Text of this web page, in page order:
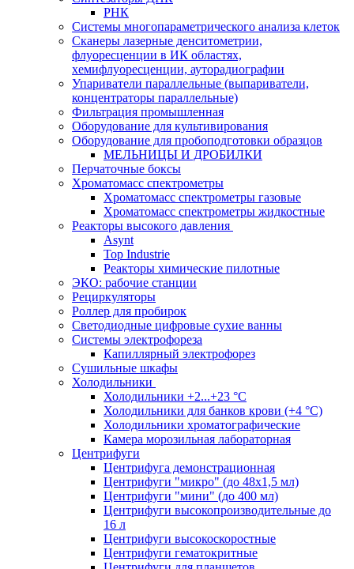
РНК
Системы многопараметрического анализа клеток
Сканеры лазерные денситометрии,
флуоресценции в ИК областях,
хемифлуоресценции, ауторадиографии
Упариватели параллельные (выпариватели,
концентраторы параллельные)
Фильтрация промышленная
Оборудование для культивирования
Оборудование для пробоподготовки образцов
МЕЛЬНИЦЫ И ДРОБИЛКИ
Перчаточные боксы
Хроматомасс спектрометры
Хроматомасс спектрометры газовые
Хроматомасс спектрометры жидкостные
Реакторы высокого давления
Asynt
Top Industrie
Реакторы химические пилотные
ЭКО: рабочие станции
Рециркуляторы
Роллер для пробирок
Светодиодные цифровые сухие ванны
Системы электрофореза
Капиллярный электрофорез
Сушильные шкафы
Холодильники
Холодильники +2...+23 °С
Холодильники для банков крови (+4 °С)
Холодильники хроматографические
Камера морозильная лабораторная
Центрифуги
Центрифуга демонстрационная
Центрифуги "микро" (до 48x1,5 мл)
Центрифуги "мини" (до 400 мл)
Центрифуги высокопроизводительные до
16 л
Центрифуги высокоскоростные
Центрифуги гематокритные